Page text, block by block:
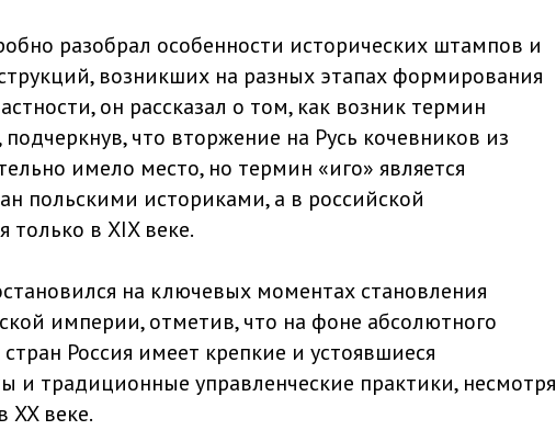
разобрал особенности исторических штампов и
возникших на разных этапах формирования
он рассказал о том, как возник термин
что вторжение на Русь кочевников из
имело место, но термин «иго» является
польскими историками, а в российской
только в XIX веке.
на ключевых моментах становления
империи, отметив, что на фоне абсолютного
Россия имеет крепкие и устоявшиеся
и традиционные управленческие практики, несмотря
XX веке.